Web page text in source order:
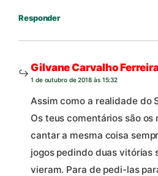
Responder
Gilvane Carvalho
1 de outubro de 2018 às 15:32
Assim como a realidade do
Os teus comentários são os
cantar a mesma coisa
jogos pedindo duas vitórias
vieram. Para de pedi-las